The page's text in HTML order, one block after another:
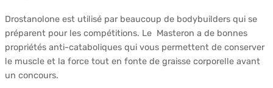
Drostanolone est utilisé par beaucoup de bodybuilders qui se
préparent pour les compétitions. Le Masteron a de bonnes
propriétés anti-cataboliques qui vous permettent de conserver
le muscle et la force tout en fonte de graisse corporelle avant
un concours.